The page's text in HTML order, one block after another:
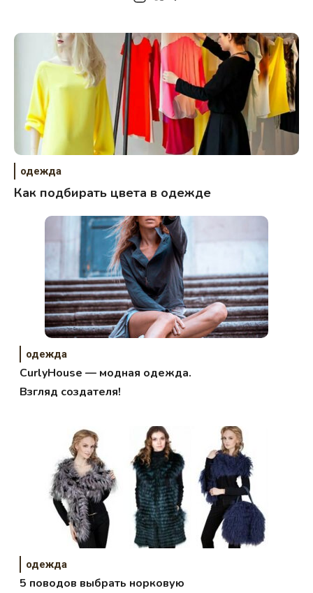
одежда
Как подбирать цвета в одежде
одежда
CurlyHouse — модная одежда.
Взгляд создателя!
одежда
5 поводов выбрать норковую